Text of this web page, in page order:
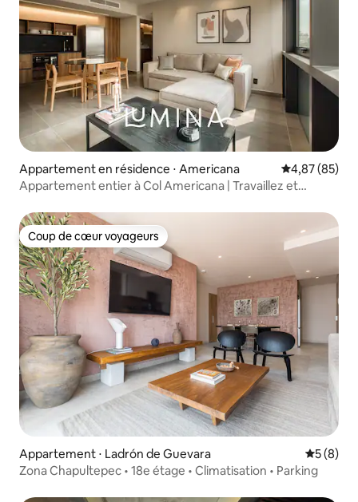
Appartement en résidence ⋅ Americana Évaluation
4,87 (85)
Appartement entier à Col Americana | Travaillez et
Coup de cœur voyageurs
Coup de cœur voyageurs
Appartement ⋅ Ladrón de Guevara
5 (8)
Zona Chapultepec • 18e étage • Climatisation • Parking